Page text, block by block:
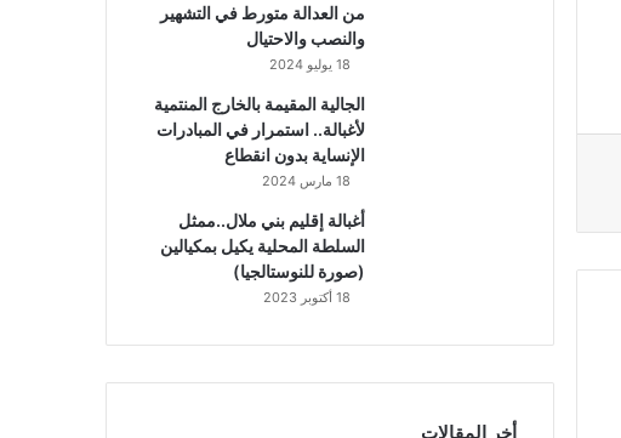
من العدالة متورط في التشهير
والنصب والاحتيال
18 يوليو 2024
الجالية المقيمة بالخارج المنتمية
لأغبالة.. استمرار في المبادرات
الإنساية بدون انقطاع
18 مارس 2024
أغبالة إقليم بني ملال..ممثل
السلطة المحلية يكيل بمكيالين
(صورة للنوستالجيا)
18 أكتوبر 2023
أخر المقالات